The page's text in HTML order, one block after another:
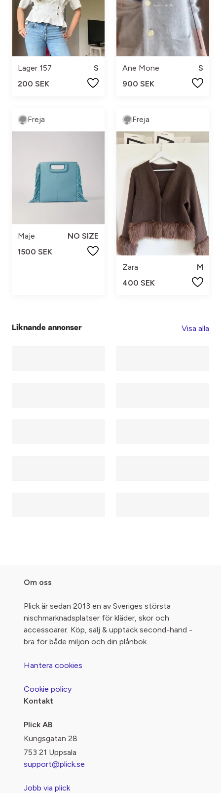
Lager 157
S
200 SEK
Ane Mone
S
900 SEK
Freja
Maje
NO SIZE
1500 SEK
Freja
Zara
M
400 SEK
Liknande annonser Visa alla
Om oss
Plick är sedan 2013 en av Sveriges största
nischmarknadsplatser för kläder, skor och
accessoarer. Köp, sälj & upptäck second-hand -
bra för både miljön och din plånbok.
Hantera cookies
Cookie policy
Kontakt
Plick AB
Kungsgatan 28
753 21 Uppsala
support@plick.se
Jobb via plick